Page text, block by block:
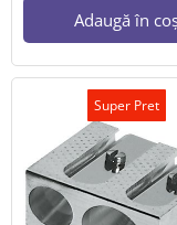
Adaugă în
Super Pret